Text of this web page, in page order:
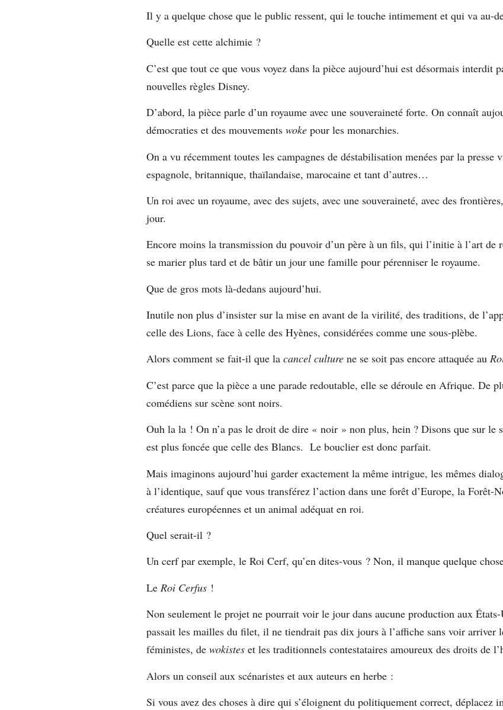
Il y a quelque chose que le public ressent, qui le touche intimement et qui va au-
Quelle est cette alchimie ?
C’est que tout ce que vous voyez dans la pièce aujourd’hui est désormais interdit
nouvelles règles Disney.
D’abord, la pièce parle d’un royaume avec une souveraineté forte. On connaît
démocraties et des mouvements woke pour les monarchies.
On a vu récemment toutes les campagnes de déstabilisation menées par la presse
espagnole, britannique, thaïlandaise, marocaine et tant d’autres…
Un roi avec un royaume, avec des sujets, avec une souveraineté, avec des
jour.
Encore moins la transmission du pouvoir d’un père à un fils, qui l’initie à l’art de
se marier plus tard et de bâtir un jour une famille pour pérenniser le royaume.
Que de gros mots là-dedans aujourd’hui.
Inutile non plus d’insister sur la mise en avant de la virilité, des traditions, de
celle des Lions, face à celle des Hyènes, considérées comme une sous-plèbe.
Alors comment se fait-il que la cancel culture ne se soit pas encore attaquée au
C’est parce que la pièce a une parade redoutable, elle se déroule en Afrique. De
comédiens sur scène sont noirs.
Ouh la la ! On n’a pas le droit de dire « noir » non plus, hein ? Disons que sur le
est plus foncée que celle des Blancs. Le bouclier est donc parfait.
Mais imaginons aujourd’hui garder exactement la même intrigue, les mêmes
à l’identique, sauf que vous transférez l’action dans une forêt d’Europe, la Forêt-
créatures européennes et un animal adéquat en roi.
Quel serait-il ?
Un cerf par exemple, le Roi Cerf, qu’en dites-vous ? Non, il manque quelque
Le Roi Cerfus !
Non seulement le projet ne pourrait voir le jour dans aucune production aux
passait les mailles du filet, il ne tiendrait pas dix jours à l’affiche sans voir arriver
féministes, de wokistes et les traditionnels contestataires amoureux des droits de
Alors un conseil aux scénaristes et aux auteurs en herbe :
Si vous avez des choses à dire qui s’éloignent du politiquement correct, déplacez